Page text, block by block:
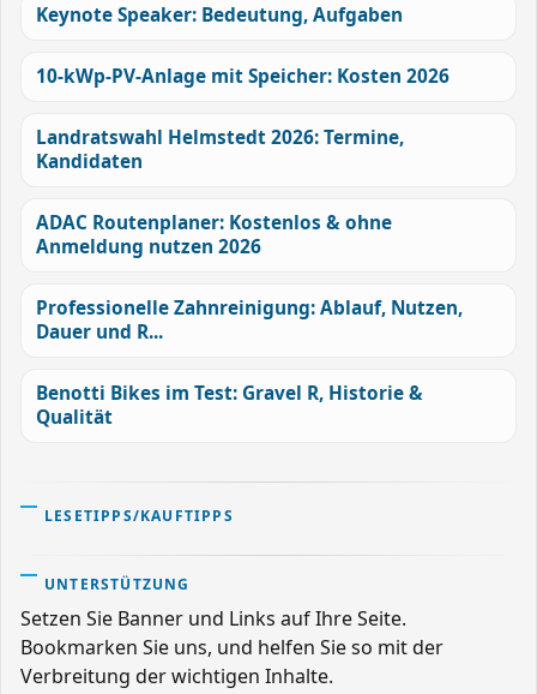
Keynote Speaker: Bedeutung, Aufgaben
10-kWp-PV-Anlage mit Speicher: Kosten 2026
Landratswahl Helmstedt 2026: Termine,
Kandidaten
ADAC Routenplaner: Kostenlos & ohne
Anmeldung nutzen 2026
Professionelle Zahnreinigung: Ablauf, Nutzen,
Dauer und R...
Benotti Bikes im Test: Gravel R, Historie &
Qualität
LESETIPPS/KAUFTIPPS
UNTERSTÜTZUNG
Setzen Sie Banner und Links auf Ihre Seite.
Bookmarken Sie uns, und helfen Sie so mit der
Verbreitung der wichtigen Inhalte.